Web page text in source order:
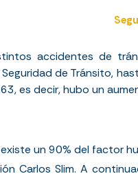
accidentes de
de Tránsito,
, es decir, hubo un
un 90% del factor
Carlos Slim. A